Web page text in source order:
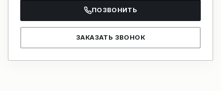
ПОЗВОНИТЬ
ЗАКАЗАТЬ ЗВОНОК